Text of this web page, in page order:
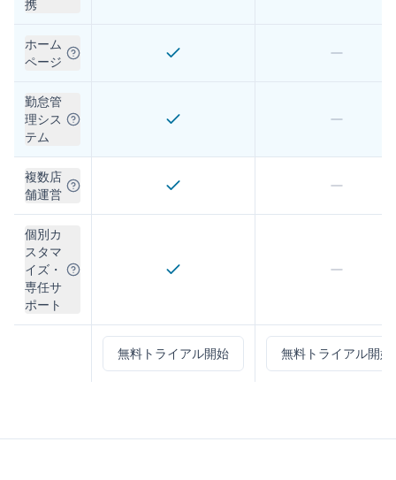
携
ホーム
ページ
勤怠管
理シス
テム
複数店
舗運営
個別カ
スタマ
イズ・
専任サ
ポート
無料トライアル開始 無料トライアル開始